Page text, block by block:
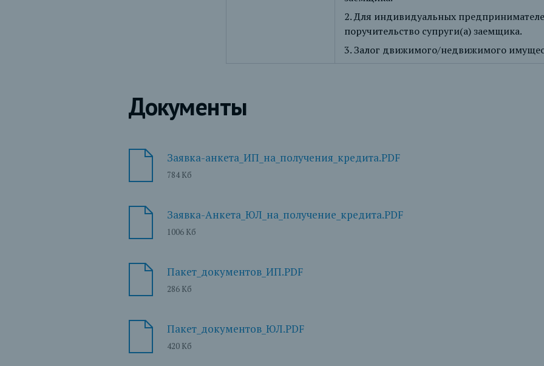
2. Для индивидуальных
поручительство супруги(а) заемщика.
3. Залог движимого/недвижимого
Документы
Заявка-анкета_ИП_на_получения_кредита.PDF
784 Кб
Заявка-Анкета_ЮЛ_на_получение_кредита.PDF
1006 Кб
Пакет_документов_ИП.PDF
286 Кб
Пакет_документов_ЮЛ.PDF
420 Кб